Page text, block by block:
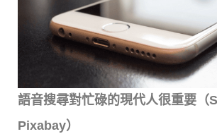
語音搜尋對忙碌的現代人很重要（
Pixabay）